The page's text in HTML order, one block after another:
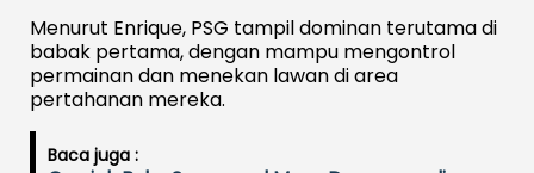
Menurut Enrique, PSG tampil dominan terutama di
babak pertama, dengan mampu mengontrol
permainan dan menekan lawan di area
pertahanan mereka.
Baca juga :